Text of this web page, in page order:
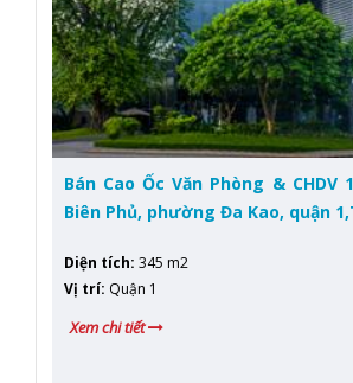
Bán Cao Ốc Văn Phòng & CHDV
Biên Phủ, phường Đa Kao, quận
Diện tích: 345 m2
Vị trí: Quận 1
Xem chi tiết